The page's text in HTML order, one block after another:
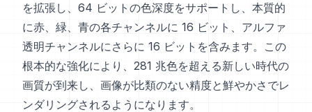
を拡張し、64 ビットの色深度をサポートし、本質的
に赤、緑、青の各チャンネルに 16 ビット、アルファ
透明チャンネルにさらに 16 ビットを含みます。この
根本的な強化により、281 兆色を超える新しい時代の
画質が到来し、画像が比類のない精度と鮮やかさでレ
ンダリングされるようになります。